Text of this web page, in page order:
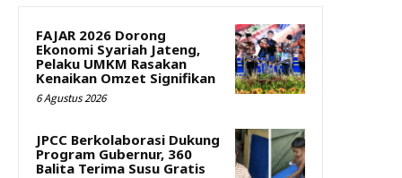
FAJAR 2026 Dorong
Ekonomi Syariah Jateng,
Pelaku UMKM Rasakan
Kenaikan Omzet Signifikan
6 Agustus 2026
JPCC Berkolaborasi Dukung
Program Gubernur, 360
Balita Terima Susu Gratis